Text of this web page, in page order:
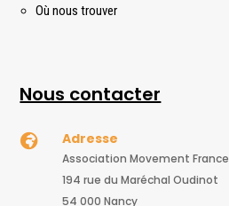
Où nous trouver
Nous contacter
 Adresse
Association Movement France
194 rue du Maréchal Oudinot
54 000 Nancy